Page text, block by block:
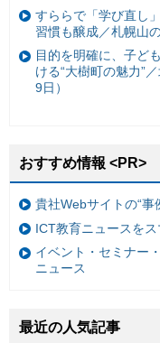
すららで「学び直し
習慣も醸成／札幌山
目的を明確に、子ど
ける“大樹町の魅力”
9日）
おすすめ情報 <PR>
貴社Webサイトの“事
ICT教育ニュースを
イベント・セミナー
ニュース
最近の人気記事